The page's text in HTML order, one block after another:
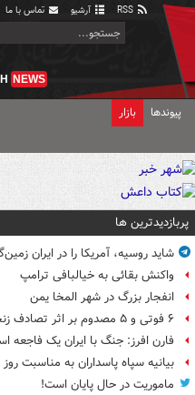
آرشیو تماس با ما
NEWS
پیوندها بازار
پربازدیدترین ها
شاید روسیه، آمریکا را در ایران
واکنش بقائی به خیالبافی ترامپ
انفجار بزرگ در شهر المخا یمن
۶ فوتی و ۵ مصدوم بر اثر تصادف زنجیره‌ای
فارن افرز: جنگ با ایران یک فاجعه
بیانیه سپاه پاسداران به مناسبت روز
ماموریت در حال پایان است!